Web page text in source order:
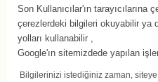
Son Kullanıcılar'ın tarayıcılarına
çerezlerdeki bilgileri okuyabilir ya
yolları kullanabilir ,
Google'ın sitemizdede yapılan
Bilgilerinizi istediğiniz zaman,